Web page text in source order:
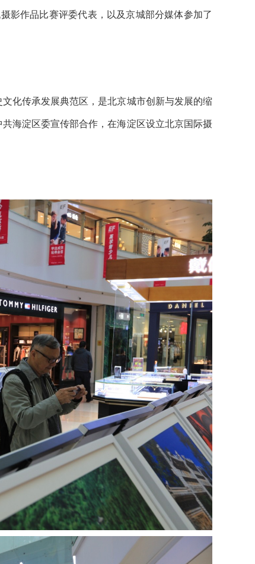
影作品比赛评委代表，以及京城部分媒体参加了
化传承发展典范区，是北京城市创新与发展的缩
海淀区委宣传部合作，在海淀区设立北京国际摄